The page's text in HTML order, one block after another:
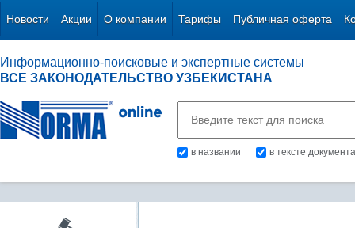
Новости Акции О компании Тарифы Публичная оферта
Информационно-поисковые и экспертные системы
ВСЕ ЗАКОНОДАТЕЛЬСТВО УЗБЕКИСТАНА
в названии в тексте документа